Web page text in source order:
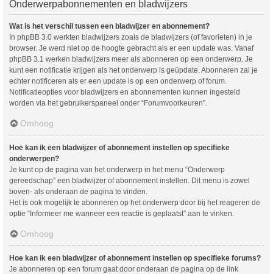
Onderwerpabonnementen en bladwijzers
Wat is het verschil tussen een bladwijzer en abonnement?
In phpBB 3.0 werkten bladwijzers zoals de bladwijzers (of favorieten) in je
browser. Je werd niet op de hoogte gebracht als er een update was. Vanaf
phpBB 3.1 werken bladwijzers meer als abonneren op een onderwerp. Je
kunt een notificatie krijgen als het onderwerp is geüpdate. Abonneren zal je
echter notificeren als er een update is op een onderwerp of forum.
Notificatieopties voor bladwijzers en abonnementen kunnen ingesteld
worden via het gebruikerspaneel onder “Forumvoorkeuren”.
Omhoog
Hoe kan ik een bladwijzer of abonnement instellen op specifieke
onderwerpen?
Je kunt op de pagina van het onderwerp in het menu “Onderwerp
gereedschap” een bladwijzer of abonnement instellen. Dit menu is zowel
boven- als onderaan de pagina te vinden.
Het is ook mogelijk te abonneren op het onderwerp door bij het reageren de
optie “Informeer me wanneer een reactie is geplaatst” aan te vinken.
Omhoog
Hoe kan ik een bladwijzer of abonnement instellen op specifieke forums?
Je abonneren op een forum gaat door onderaan de pagina op de link